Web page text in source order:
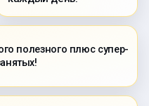
полезного плюс супер-